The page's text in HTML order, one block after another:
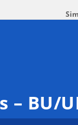
BU/